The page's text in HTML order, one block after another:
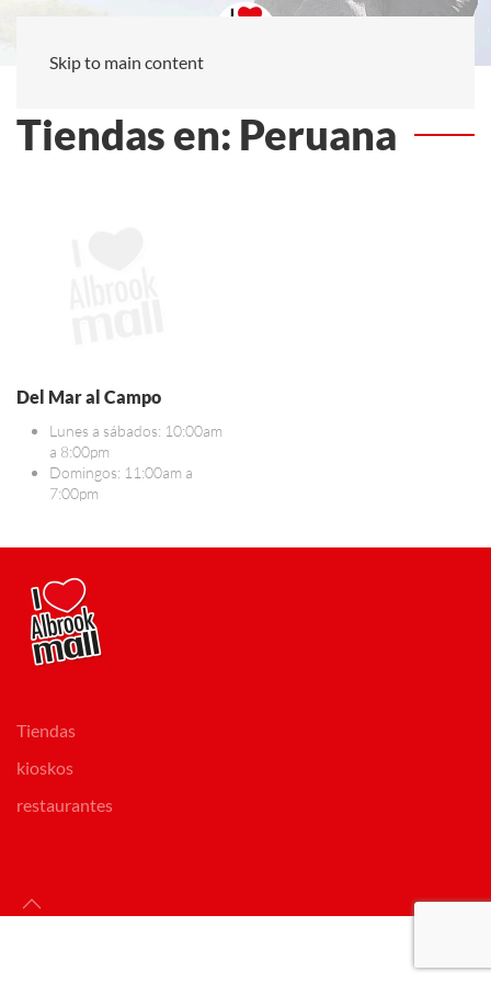
Skip to main content
Tiendas en: Peruana
Del Mar al Campo
Lunes a sábados: 10:00am
a 8:00pm
Domingos: 11:00am a
7:00pm
Tiendas
kioskos
restaurantes